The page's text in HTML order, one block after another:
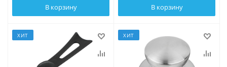
В корзину В корзину
ХИТ ХИТ